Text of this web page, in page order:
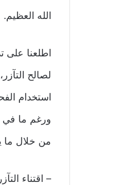
الله العظيم.
استخدام
ورغم ما في
من خلال ما
– اقتناء